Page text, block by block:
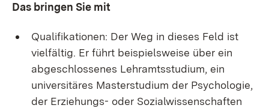
Das bringen Sie mit
Qualifikationen: Der Weg in dieses Feld ist
vielfältig. Er führt beispielsweise über ein
abgeschlossenes Lehramtsstudium, ein
universitäres Masterstudium der Psychologie,
der Erziehungs- oder Sozialwissenschaften